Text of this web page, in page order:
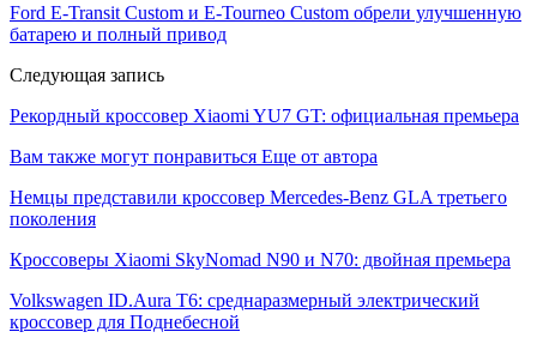
Ford E-Transit Custom и E-Tourneo Custom обрели улучшенную
батарею и полный привод
Следующая запись
Рекордный кроссовер Xiaomi YU7 GT: официальная премьера
Вам также могут понравиться Еще от автора
Немцы представили кроссовер Mercedes-Benz GLA третьего
поколения
Кроссоверы Xiaomi SkyNomad N90 и N70: двойная премьера
Volkswagen ID.Aura T6: среднаразмерный электрический
кроссовер для Поднебесной